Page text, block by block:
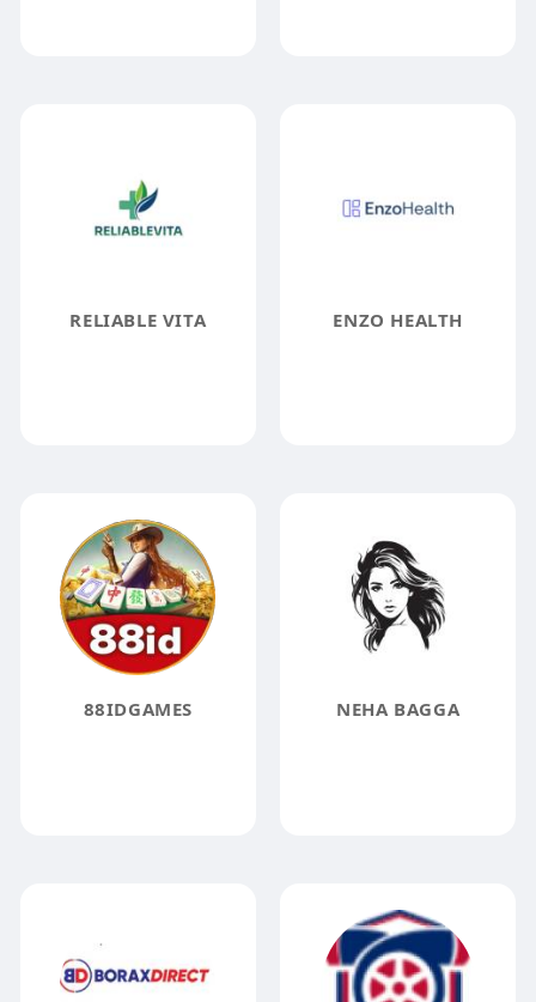
RELIABLE VITA ENZO HEALTH
88IDGAMES NEHA BAGGA